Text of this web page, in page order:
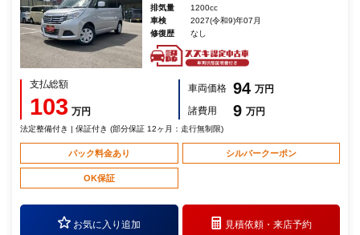
排気量
1200cc
車検
2027(令和9)年07月
修復歴
なし
支払総額
103 万円
車両価格 94 万円
諸費用
9 万円
法定整備付き | 保証付き (部分保証 12ヶ月：走行無制限)
パック料金あり シルバークーポン
OK保証
お気に入り追加 見積依頼・来店予約